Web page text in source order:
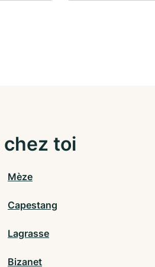
toi
Mèze
Capestang
Lagrasse
Bizanet